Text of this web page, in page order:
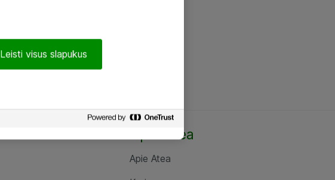
Apie Atea
Apie Atea
Leisti visus slapukus